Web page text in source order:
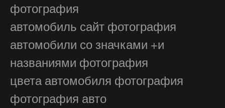
фотография
автомобиль сайт фотография
автомобили со значками +и
названиями фотография
цвета автомобиля фотография
фотография авто